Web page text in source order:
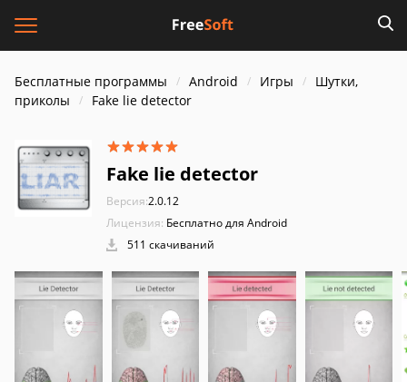
Бесплатные программы Android Игры
Шутки,
приколы
Fake lie detector
Fake lie detector
Версия:2.0.12
Лицензия: Бесплатно для Android
511 скачиваний